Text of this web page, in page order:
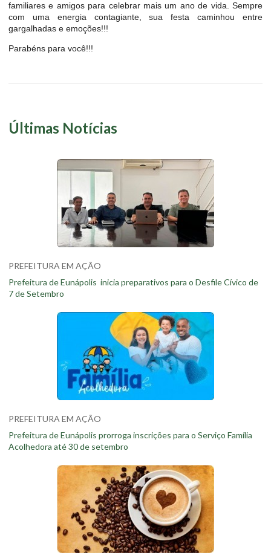
familiares e amigos para celebrar mais um ano de vida. Sempre
com uma energia contagiante, sua festa caminhou entre
gargalhadas e emoções!!!
Parabéns para você!!!
Últimas Notícias
PREFEITURA EM AÇÃO
Prefeitura de Eunápolis inicia preparativos para o Desfile Cívico de
7 de Setembro
PREFEITURA EM AÇÃO
Prefeitura de Eunápolis prorroga inscrições para o Serviço Família
Acolhedora até 30 de setembro